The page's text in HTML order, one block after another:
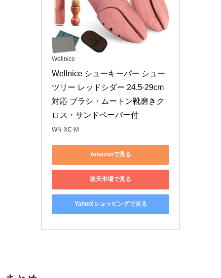
Wellnice
Wellnice シューキーパー シュー
ツリー レッドシダー 24.5-29cm
対応 ブラシ・ムートン靴磨きク
ロス・サンドペーパー付
WN-XC-M
Amazonで見る
楽天市場で見る
Yahoo!ショッピングで見る